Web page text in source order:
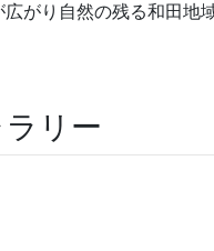
がり自然の残る和田地
リー